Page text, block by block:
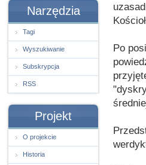
Narzędzia
Tagi
Wyszukiwanie
Subskrypcja
RSS
Projekt
O projekcie
Historia
Po